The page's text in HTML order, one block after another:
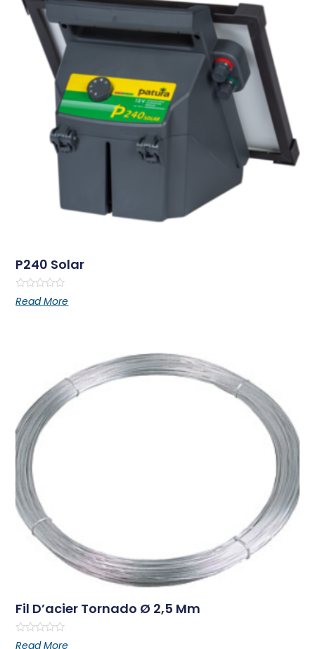
P240 Solar
Rated
0
Read More
Fil D’acier Tornado Ø 2,5 Mm
Rated
Read More